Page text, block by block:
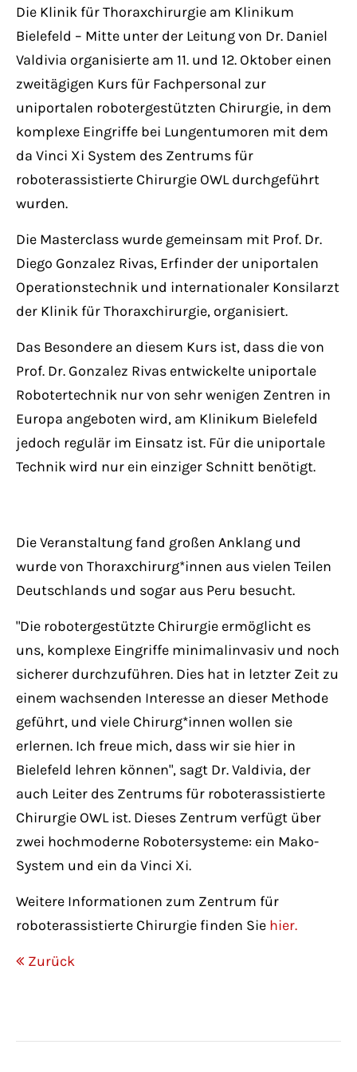
Have any questions?
+44 1234 567 890
Drop us a line
info@yourdomain.com
About us
Lorem ipsum dolor sit amet, consectetuer
adipiscing elit.
Aenean commodo ligula eget dolor. Aenean
massa. Cum sociis natoque penatibus et
magnis dis parturient montes, nascetur
ridiculus mus. Donec quam felis, ultricies
nec.
Die Klinik für Thoraxchirurgie am Klinikum
Bielefeld – Mitte unter der Leitung von Dr. Daniel
Valdivia organisierte am 11. und 12. Oktober einen
zweitägigen Kurs für Fachpersonal zur
uniportalen robotergestützten Chirurgie, in dem
komplexe Eingriffe bei Lungentumoren mit dem
da Vinci Xi System des Zentrums für
roboterassistierte Chirurgie OWL durchgeführt
wurden.
Die Masterclass wurde gemeinsam mit Prof. Dr.
Diego Gonzalez Rivas, Erfinder der uniportalen
Operationstechnik und internationaler Konsilarzt
der Klinik für Thoraxchirurgie, organisiert.
Das Besondere an diesem Kurs ist, dass die von
Prof. Dr. Gonzalez Rivas entwickelte uniportale
Robotertechnik nur von sehr wenigen Zentren in
Europa angeboten wird, am Klinikum Bielefeld
jedoch regulär im Einsatz ist. Für die uniportale
Technik wird nur ein einziger Schnitt benötigt.
Die Veranstaltung fand großen Anklang und
wurde von Thoraxchirurg*innen aus vielen Teilen
Deutschlands und sogar aus Peru besucht.
"Die robotergestützte Chirurgie ermöglicht es
uns, komplexe Eingriffe minimalinvasiv und noch
sicherer durchzuführen. Dies hat in letzter Zeit zu
einem wachsenden Interesse an dieser Methode
geführt, und viele Chirurg*innen wollen sie
erlernen. Ich freue mich, dass wir sie hier in
Bielefeld lehren können", sagt Dr. Valdivia, der
auch Leiter des Zentrums für roboterassistierte
Chirurgie OWL ist. Dieses Zentrum verfügt über
zwei hochmoderne Robotersysteme: ein Mako-
System und ein da Vinci Xi.
Weitere Informationen zum Zentrum für
roboterassistierte Chirurgie finden Sie hier.
Zurück